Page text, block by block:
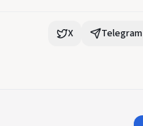
X Telegram